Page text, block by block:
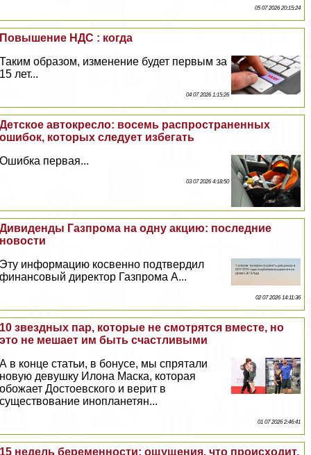
05 07 2026 20:15:24
Повышение НДС : когда
Таким образом, изменение будет первым за
15 лет...
04 07 2026 1:15:26
Детское автокресло: восемь распространенных
ошибок, которых следует избегать
Ошибка первая...
03 07 2026 4:18:50
Дивиденды Газпрома на одну акцию: последние
новости
Эту информацию косвенно подтвердил
финансовый директор Газпрома А...
02 07 2026 14:11:36
10 звездных пар, которые не смотрятся вместе, но
это не мешает им быть счастливыми
А в конце статьи, в бонусе, мы спрятали
новую дeвyшку Илона Маска, которая
обожает Достоевского и верит в
существование инопланетян...
01 07 2026 2:46:41
15 недель беременности: ощущения, что происходит,